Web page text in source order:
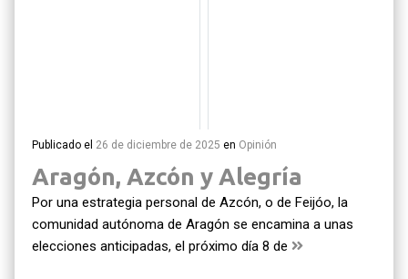
Publicado el 26 de diciembre de 2025 en Opinión
Aragón, Azcón y Alegría
Por una estrategia personal de Azcón, o de Feijóo, la
comunidad autónoma de Aragón se encamina a unas
elecciones anticipadas, el próximo día 8 de